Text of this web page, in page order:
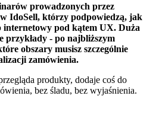
prowadzonych przez
IdoSell, którzy podpowiedzą, jak
internetowy pod kątem UX. Duża
przykłady - po najbliższym
obszary musisz szczególnie
zamówienia.​​​​
produkty, dodaje coś do
bez śladu, bez wyjaśnienia.